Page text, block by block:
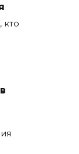
кто